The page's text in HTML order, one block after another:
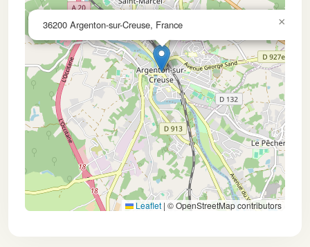
36200 Argenton-sur-Creuse, France ×
Leaflet | © OpenStreetMap contributors